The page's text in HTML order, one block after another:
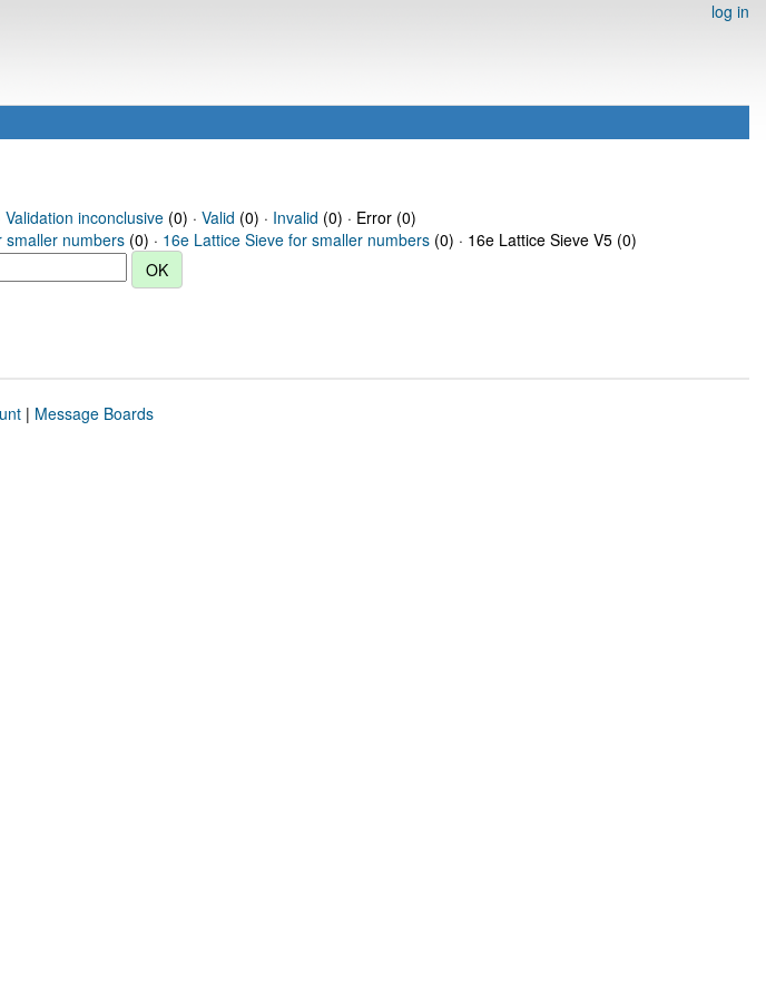
log in
Validation inconclusive(0) · Valid (0) · Invalid (0) · Error (0)
smaller numbers (0) · 16e Lattice Sieve for smaller numbers (0) · 16e Lattice Sieve V5 (0)
| Message Boards